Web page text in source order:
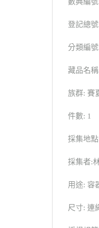
數典編
登記總
分類編
藏品名
族群: 賽
件數: 1
採集地
採集者:
用途: 容
尺寸: 連